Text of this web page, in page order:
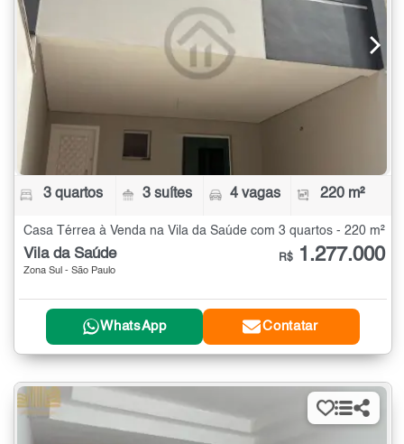
3 quartos 3 suítes 4 vagas 220 m²
Casa Térrea à Venda na Vila da Saúde com 3 quartos - 220 m²
Vila da Saúde
Zona Sul - São Paulo
R$ 1.277.000
WhatsApp Contatar